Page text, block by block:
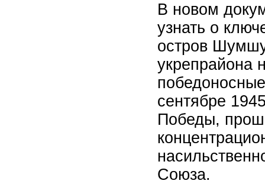
В новом
узнать о
остров
укрепрайона
сентябре
Победы,
Союза.